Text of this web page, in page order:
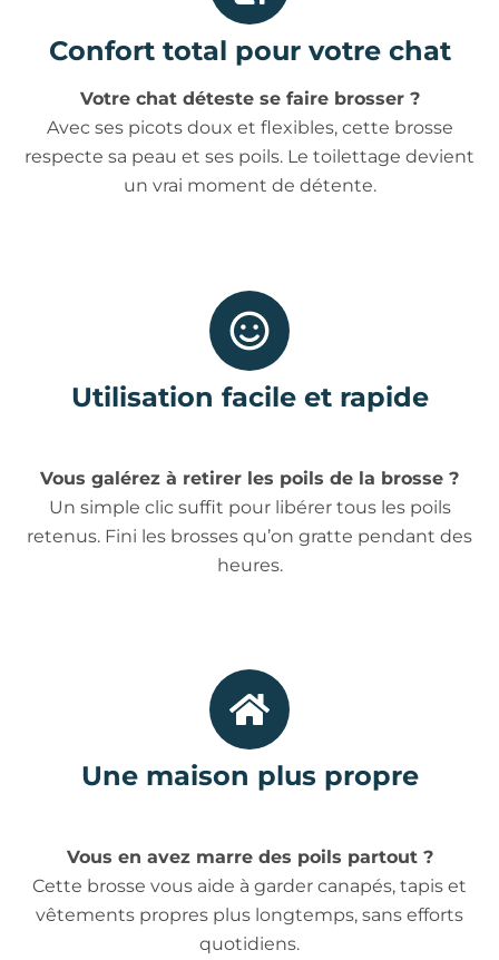
Confort total pour votre chat
Votre chat déteste se faire brosser ?
Avec ses picots doux et flexibles, cette brosse
respecte sa peau et ses poils. Le toilettage devient
un vrai moment de détente.
Utilisation facile et rapide
Vous galérez à retirer les poils de la brosse ?
Un simple clic suffit pour libérer tous les poils
retenus. Fini les brosses qu’on gratte pendant des
heures.
Une maison plus propre
Vous en avez marre des poils partout ?
Cette brosse vous aide à garder canapés, tapis et
vêtements propres plus longtemps, sans efforts
quotidiens.